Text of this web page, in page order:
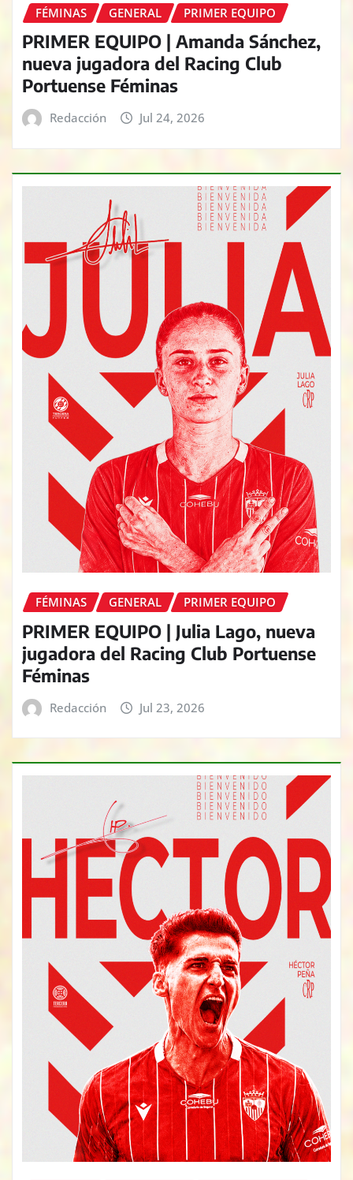
FÉMINAS GENERAL PRIMER EQUIPO
PRIMER EQUIPO | Amanda Sánchez,
nueva jugadora del Racing Club
Portuense Féminas
Redacción Jul 24, 2026
FÉMINAS GENERAL PRIMER EQUIPO
PRIMER EQUIPO | Julia Lago, nueva
jugadora del Racing Club Portuense
Féminas
Redacción Jul 23, 2026